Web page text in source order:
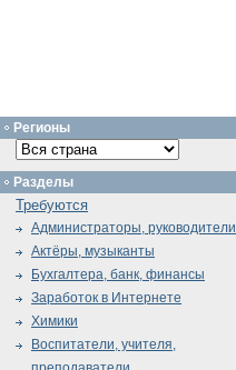
Регионы
Разделы
Требуются
Администраторы, руководители
Актёры, музыканты
Бухгалтера, банк, финансы
Заработок в Интернете
Химики
Воспитатели, учителя,